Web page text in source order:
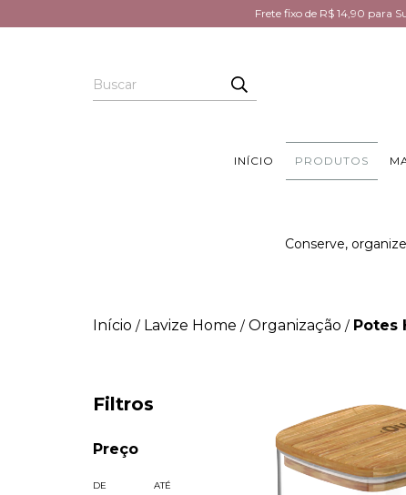
Frete fixo de R$ 14,90 para
INÍCIO PRODUTOS
Conserve,
Início / Lavize Home / Organização / Potes
Filtros
Preço
DE ATÉ